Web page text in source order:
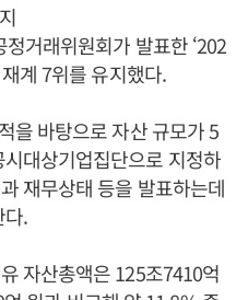
거래위원회가 발표한 ‘202
계 7위를 유지했다.
을 바탕으로 자산 규모가 5
대상기업집단으로 지정하
재무상태 등을 발표하는데
.
자산총액은 125조7410억